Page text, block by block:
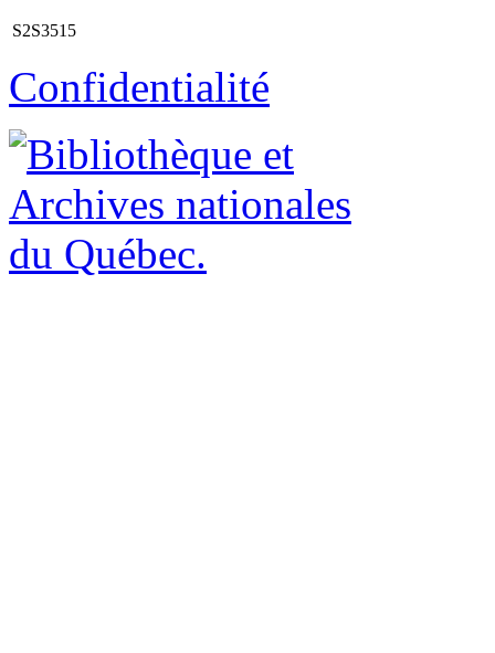
S2S3515
Confidentialité